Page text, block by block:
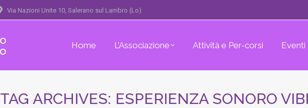
Via Nazioni Unite 10, Salerano sul Lambro (Lo)
Home L’Associazione Attività e Per-corsi Eventi
TAG ARCHIVES: ESPERIENZA SONORO